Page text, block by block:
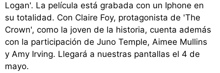
Logan'. La película está grabada con un Iphone en
su totalidad. Con Claire Foy, protagonista de 'The
Crown', como la joven de la historia, cuenta además
con la participación de Juno Temple, Aimee Mullins
y Amy Irving. Llegará a nuestras pantallas el 4 de
mayo.